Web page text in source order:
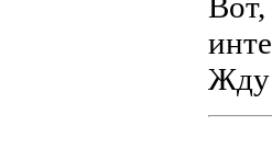
Жду